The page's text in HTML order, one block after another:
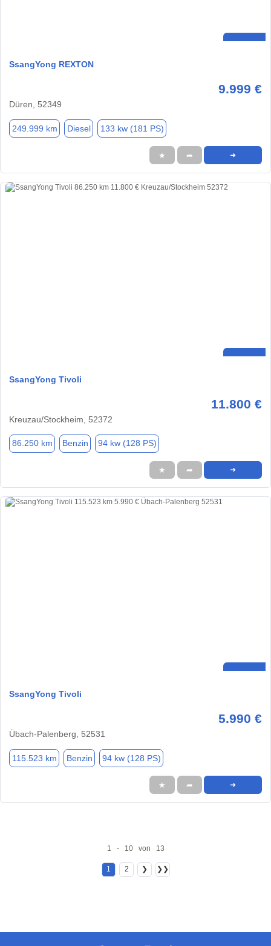
SsangYong REXTON
9.999 €
Düren, 52349
249.999 km Diesel 133 kw (181 PS)
★ ➦ ➜
SsangYong Tivoli
11.800 €
Kreuzau/Stockheim, 52372
86.250 km Benzin 94 kw (128 PS)
★ ➦ ➜
SsangYong Tivoli
5.990 €
Übach-Palenberg, 52531
115.523 km Benzin 94 kw (128 PS)
★ ➦ ➜
1 - 10 von 13
1 2 ❯ ❯❯